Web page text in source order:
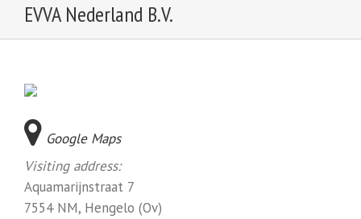
EVVA Nederland B.V.
Google Maps
Visiting address:
Aquamarijnstraat 7
7554 NM, Hengelo (Ov)